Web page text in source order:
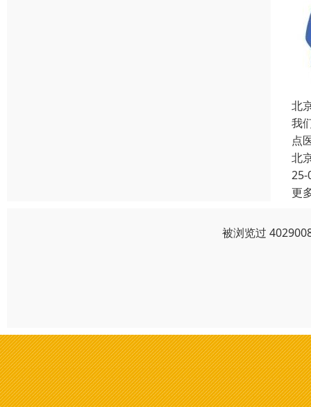
北
我
点
北
25-
更
被浏览过